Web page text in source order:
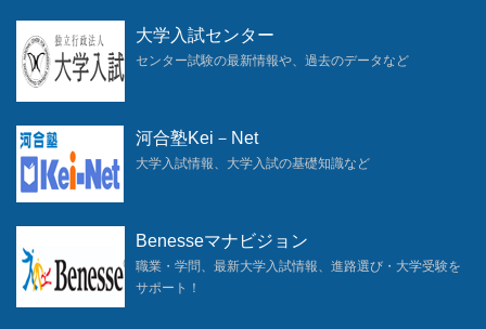
大学入試センター
センター試験の最新情報や、過去のデータなど
河合塾Kei－Net
大学入試情報、大学入試の基礎知識など
Benesseマナビジョン
職業・学問、最新大学入試情報、進路選び・大学受験を
サポート！